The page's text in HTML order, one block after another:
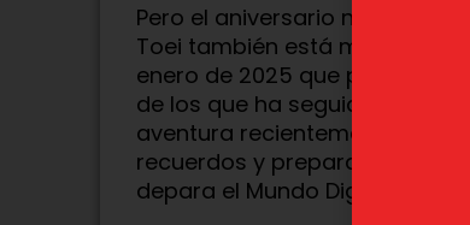
Pero el aniversario no se trata
Toei también está mirando
enero de 2025 que promete
de los que ha seguido a los
aventura recientemente, este
recuerdos y prepararte para
depara el Mundo Digital en